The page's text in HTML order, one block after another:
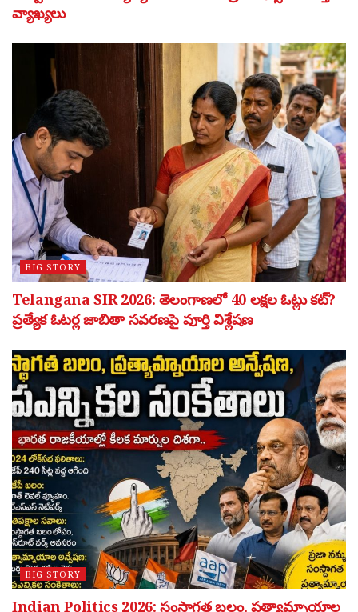
వ్యాఖ్యలు
BIG STORY
Telangana SIR 2026: తెలంగాణలో 40 లక్షల ఓట్లు కట్?
ప్రత్యేక ఓటర్ల జాబితా సవరణపై పూర్తి విశ్లేషణ
BIG STORY
Indian Politics 2026: సంస్థాగత బలం, ప్రత్యామ్నాయాల